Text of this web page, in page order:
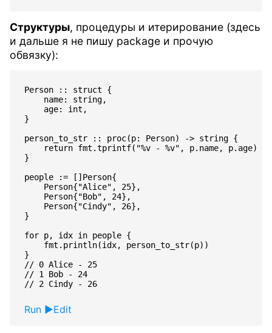
Структуры, процедуры и итерирование (здесь
и дальше я не пишу package и прочую
обвязку):
Person :: struct {
    name: string,
    age: int,
}
person_to_str :: proc(p: Person) -> string {
    return fmt.tprintf("%v - %v", p.name, p.age)
}
people := []Person{
    Person{"Alice", 25},
    Person{"Bob", 24},
    Person{"Cindy", 26},
}
for p, idx in people {
    fmt.println(idx, person_to_str(p))
}
// 0 Alice - 25
// 1 Bob - 24
Run Edit